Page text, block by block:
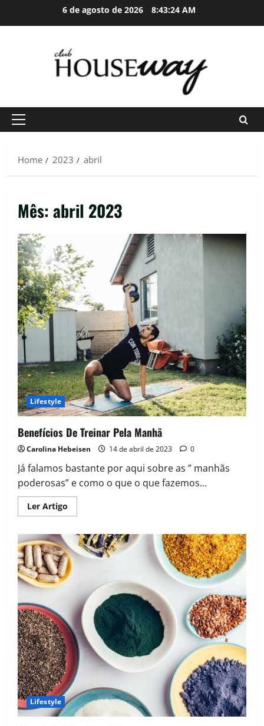
6 de agosto de 2026 8:43:25 AM
Primary
Home
2023 abril
Mês:abril 2023
Lifestyle
Benefícios De Treinar Pela Manhã
Carolina Hebeisen 14 de abril de 2023 0
Já falamos bastante por aqui sobre as ” manhãs
poderosas” e como o que o que fazemos...
Ler Artigo
more
De
Treinar
Pela
Manhã
Lifestyle